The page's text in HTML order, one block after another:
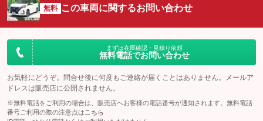
無料 この車両に関するお問い合わせ
まずは在庫確認・見積り依頼
無料電話でお問い合わせ
お気軽にどうぞ。問合せ後に何度もご連絡が届くことはありません。メールア
ドレスは販売店に公開されません。
※無料電話をご利用の場合は、販売店へお客様の電話番号が通知されます。無料電話
番号ご利用の際の注意点は こちら